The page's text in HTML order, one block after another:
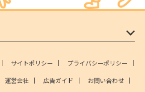
サイトポリシー
プライバシーポリシー
運営会社 広告ガイド お問い合わせ